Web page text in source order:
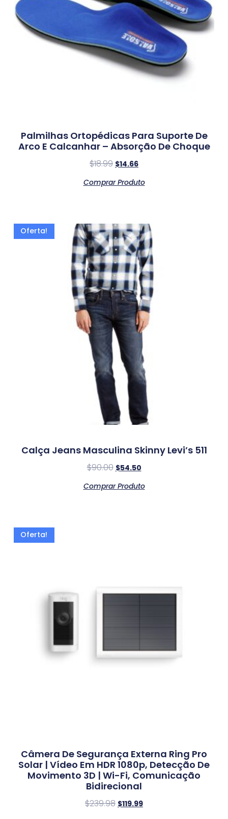
Palmilhas Ortopédicas Para Suporte De
Arco E Calcanhar – Absorção De Choque
$18.99 $14.66
Comprar Produto
Oferta!
Calça Jeans Masculina Skinny Levi’s 511
$90.00 $54.50
Comprar Produto
Oferta!
Câmera De Segurança Externa Ring Pro
Solar | Vídeo Em HDR 1080p, Detecção De
Movimento 3D | Wi-Fi, Comunicação
Bidirecional
$239.98 $119.99